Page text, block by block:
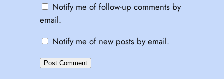
Notify me of follow-up comments by
email.
Notify me of new posts by email.